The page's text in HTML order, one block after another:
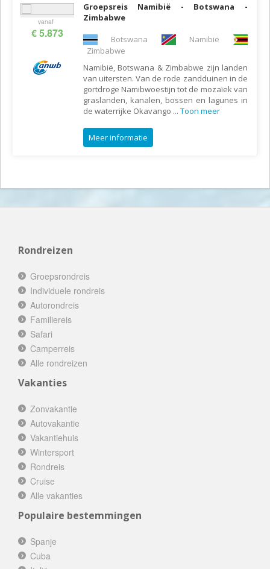
vanaf
€ 5.873
Groepsreis Namibië - Botswana -
Zimbabwe
Botswana
Namibië
Zimbabwe
Namibië, Botswana & Zimbabwe zijn landen
van uitersten. Van de rode zandduinen in de
gortdroge Namibwoestijn tot de mozaïek van
graslanden, kanalen, bossen en lagunes in
de waterrijke Okavango ... Toon meer
Meer informatie
Rondreizen
Groepsrondreis
Individuele rondreis
Autorondreis
Familiereis
Safari
Camperreis
Alle rondreizen
Vakanties
Zonvakantie
Autovakantie
Vakantiehuis
Wintersport
Rondreis
Cruise
Alle vakanties
Populaire bestemmingen
Spanje
Cuba